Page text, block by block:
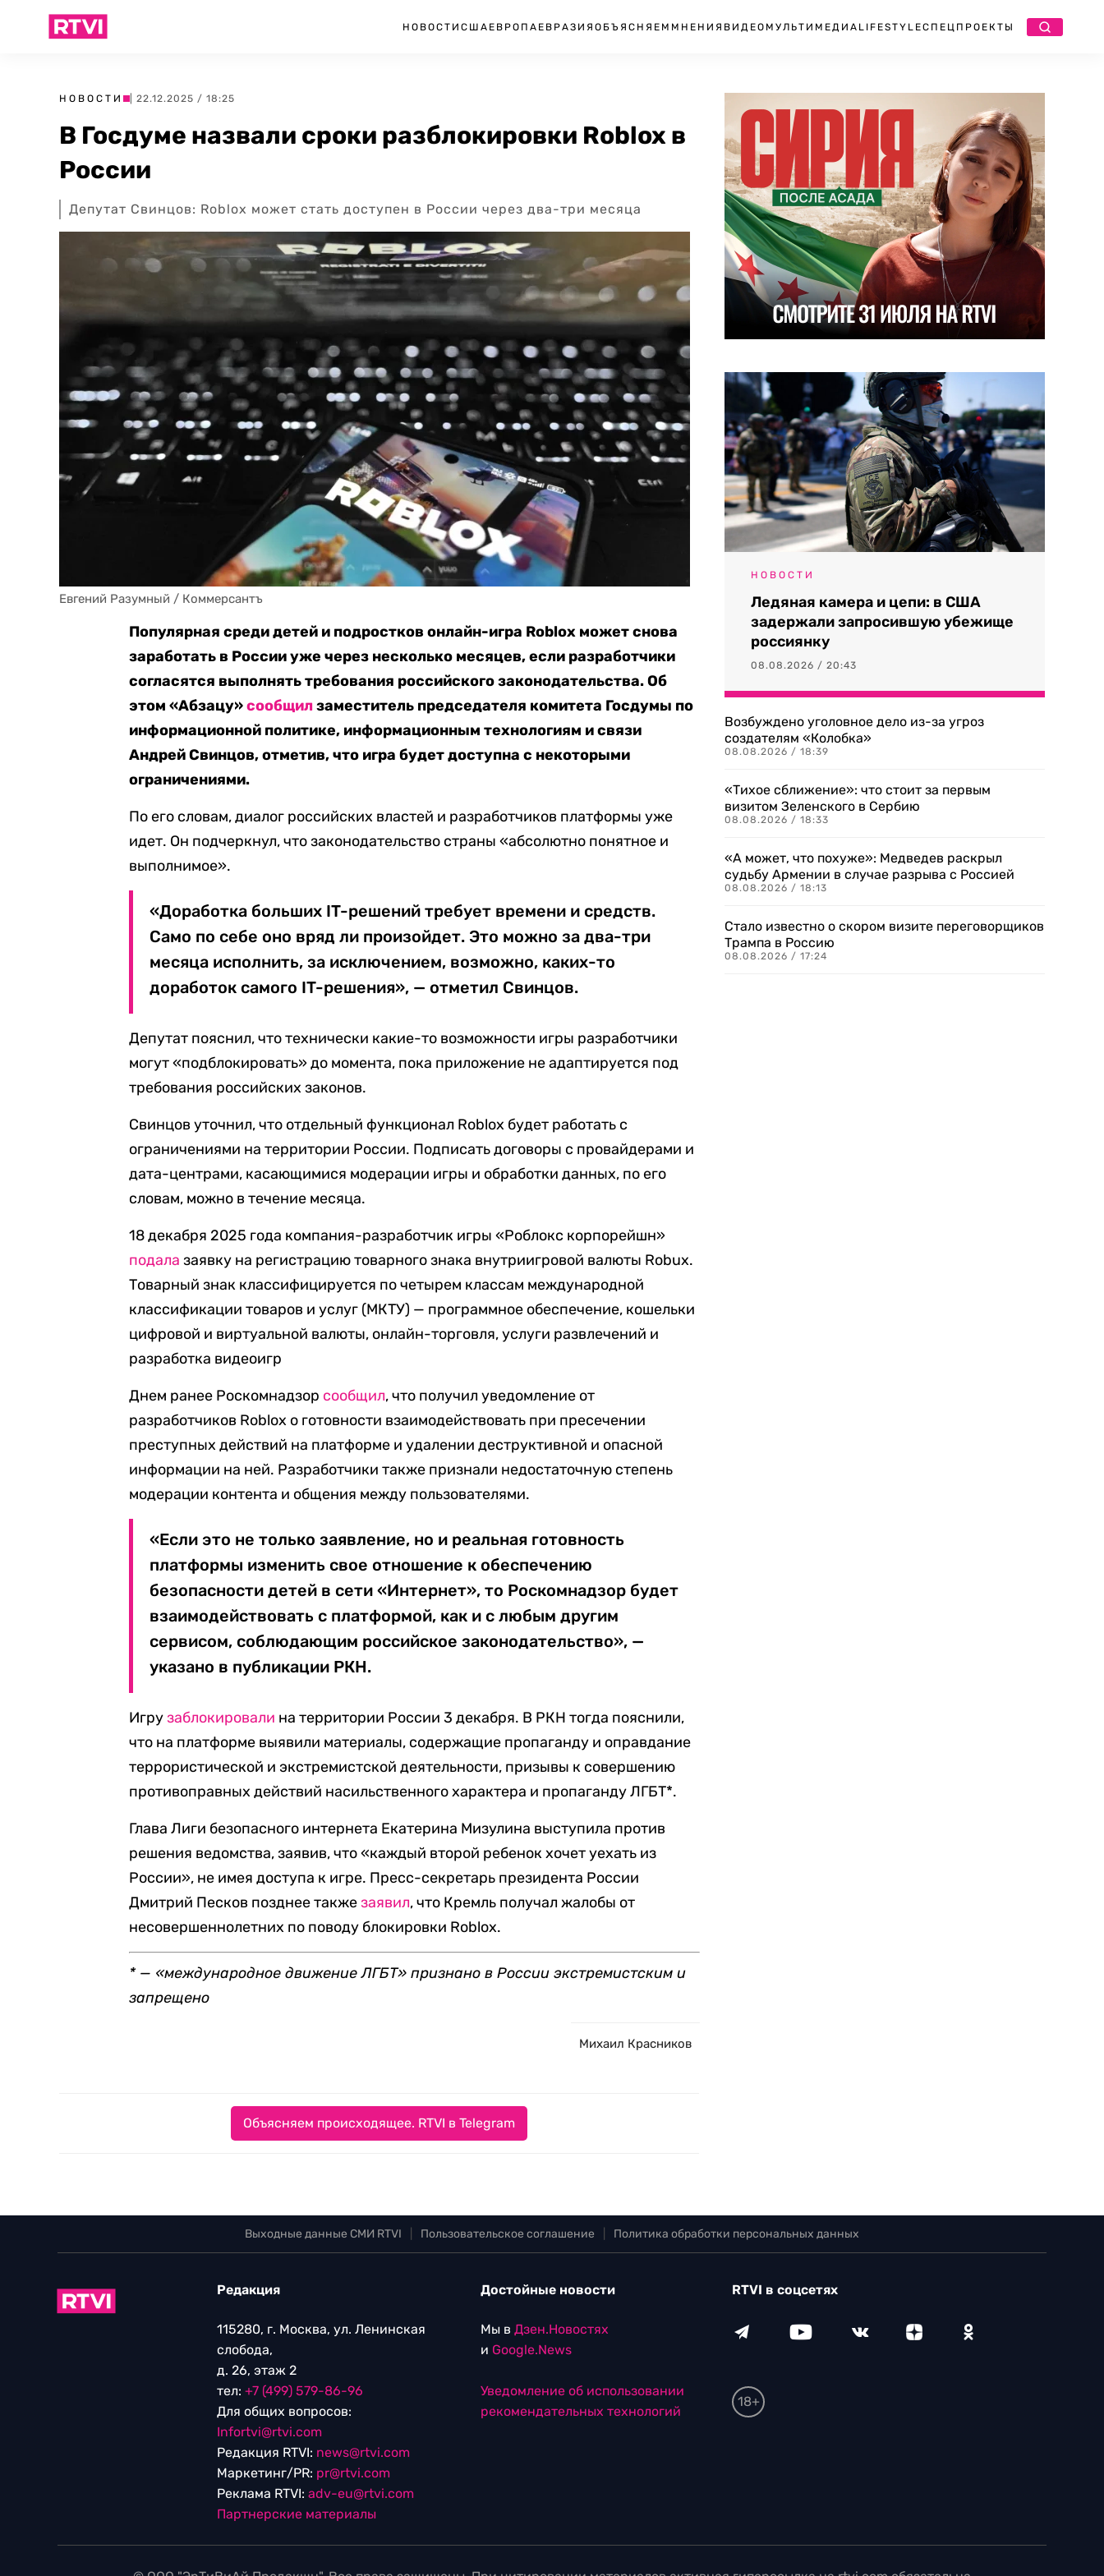
НОВОСТИ США ЕВРОПА ЕВРАЗИЯ ОБЪЯСНЯЕМ МНЕНИЯ ВИДЕО МУЛЬТИМЕДИА LIFESTYLEСПЕЦПРОЕКТЫ
НОВОСТИ | 22.12.2025 / 18:25
В Госдуме назвали сроки разблокировки Roblox в
России
Депутат Свинцов: Roblox может стать доступен в России через два-три месяца
Евгений Разумный / Коммерсантъ
Популярная среди детей и подростков онлайн-игра Roblox может снова
заработать в России уже через несколько месяцев, если разработчики
согласятся выполнять требования российского законодательства. Об
этом «Абзацу»сообщилзаместитель председателя комитета Госдумы по
информационной политике, информационным технологиям и связи
Андрей Свинцов, отметив, что игра будет доступна с некоторыми
ограничениями.
По его словам, диалог российских властей и разработчиков платформы уже
идет. Он подчеркнул, что законодательство страны «абсолютно понятное и
выполнимое».
«Доработка больших IT-решений требует времени и средств.
Само по себе оно вряд ли произойдет. Это можно за два-три
месяца исполнить, за исключением, возможно, каких-то
доработок самого IT-решения», — отметил Свинцов.
Депутат пояснил, что технически какие-то возможности игры разработчики
могут «подблокировать» до момента, пока приложение не адаптируется под
требования российских законов.
Свинцов уточнил, что отдельный функционал Roblox будет работать с
ограничениями на территории России. Подписать договоры с провайдерами и
дата-центрами, касающимися модерации игры и обработки данных, по его
словам, можно в течение месяца.
18 декабря 2025 года компания-разработчик игры «Роблокс корпорейшн»
подала заявку на регистрацию товарного знака внутриигровой валюты Robux.
Товарный знак классифицируется по четырем классам международной
классификации товаров и услуг (МКТУ) — программное обеспечение, кошельки
цифровой и виртуальной валюты, онлайн-торговля, услуги развлечений и
разработка видеоигр
Днем ранее Роскомнадзор сообщил, что получил уведомление от
разработчиков Roblox о готовности взаимодействовать при пресечении
преступных действий на платформе и удалении деструктивной и опасной
информации на ней. Разработчики также признали недостаточную степень
модерации контента и общения между пользователями.
«Если это не только заявление, но и реальная готовность
платформы изменить свое отношение к обеспечению
безопасности детей в сети «Интернет», то Роскомнадзор будет
взаимодействовать с платформой, как и с любым другим
сервисом, соблюдающим российское законодательство», —
указано в публикации РКН.
Игрузаблокировали на территории России 3 декабря. В РКН тогда пояснили,
что на платформе выявили материалы, содержащие пропаганду и оправдание
террористической и экстремистской деятельности, призывы к совершению
противоправных действий насильственного характера и пропаганду ЛГБТ*.
Глава Лиги безопасного интернета Екатерина Мизулина выступила против
решения ведомства, заявив, что «каждый второй ребенок хочет уехать из
России», не имея доступа к игре. Пресс-секретарь президента России
Дмитрий Песков позднее такжезаявил, что Кремль получал жалобы от
несовершеннолетних по поводу блокировки Roblox.
* — «международное движение ЛГБТ» признано в России экстремистским и
запрещено
Михаил Красников
Объясняем происходящее. RTVI в Telegram
НОВОСТИ
Ледяная камера и цепи: в США
задержали запросившую убежище
россиянку
08.08.2026 / 20:43
Возбуждено уголовное дело из-за угроз
создателям «Колобка»
08.08.2026 / 18:39
«Тихое сближение»: что стоит за первым
визитом Зеленского в Сербию
08.08.2026 / 18:33
«А может, что похуже»: Медведев раскрыл
судьбу Армении в случае разрыва с Россией
08.08.2026 / 18:13
Стало известно о скором визите переговорщиков
Трампа в Россию
08.08.2026 / 17:24
Выходные данные СМИ RTVI Пользовательское соглашение Политика обработки персональных данных
Редакция
115280, г. Москва, ул. Ленинская
слобода,
д. 26, этаж 2
тел: +7 (499) 579-86-96
Для общих вопросов:
Infortvi@rtvi.com
Редакция RTVI: news@rtvi.com
Маркетинг/PR: pr@rtvi.com
Реклама RTVI: adv-eu@rtvi.com
Партнерские материалы
Достойные новости
Мы в Дзен.Новостях
и Google.News
Уведомление об использовании
рекомендательных технологий
RTVI в соцсетях
18+